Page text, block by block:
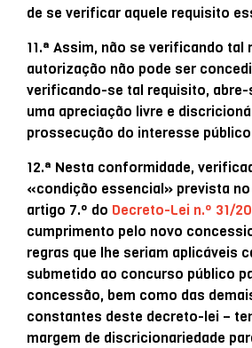
de se verificar aquele requisito
11.ª Assim, não se verificando tal
autorização não pode ser
verificando-se tal requisito, abre-
uma apreciação livre e
prossecução do interesse
12.ª Nesta conformidade,
«condição essencial» prevista
artigo 7.º do Decreto-Lei n.º 31/
cumprimento pelo novo
regras que lhe seriam aplicáveis
submetido ao concurso público
concessão, bem como das
constantes deste decreto-lei –
margem de discricionariedade